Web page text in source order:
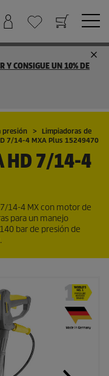
Y CONSIGUE UN 10% DE
presión
Limpiadoras de
7/14-4 MXA Plus 15249470
HD 7/14-4
14-4 MX con motor de
para un manejo
bar de presión de